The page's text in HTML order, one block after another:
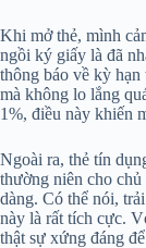
Khi mở thẻ, mình
ngồi ký giấy là đã
thông báo về kỳ
mà không lo lắng
1%, điều này khiến
Ngoài ra, thẻ tín
thường niên cho
dàng. Có thể nói,
này là rất tích cực.
thật sự xứng đáng